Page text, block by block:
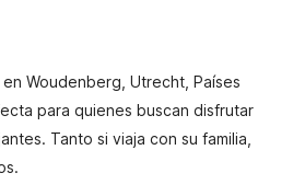
Woudenberg, Utrecht, Países
para quienes buscan disfrutar
Tanto si viaja con su familia,